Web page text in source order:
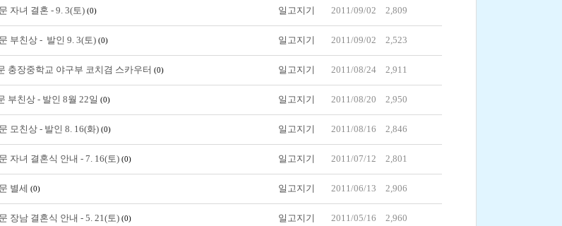
자녀 결혼 - 9. 3(토) (0) 일고지기 2011/09/02 2,809
부친상 - 발인 9. 3(토) (0) 일고지기 2011/09/02 2,523
충장중학교 야구부 코치겸 스카우터 (0) 일고지기 2011/08/24 2,911
부친상 - 발인 8월 22일 (0) 일고지기 2011/08/20 2,950
모친상 - 발인 8. 16(화) (0) 일고지기 2011/08/16 2,846
자녀 결혼식 안내 - 7. 16(토) (0) 일고지기 2011/07/12 2,801
별세 (0) 일고지기 2011/06/13 2,906
장남 결혼식 안내 - 5. 21(토) (0) 일고지기 2011/05/16 2,960